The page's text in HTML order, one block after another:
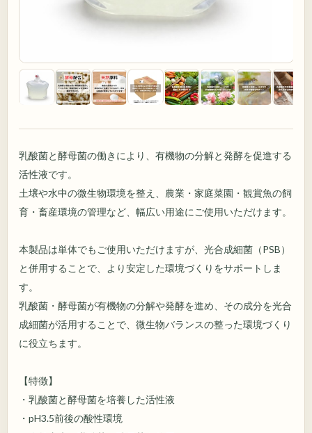
乳酸菌と酵母菌の働きにより、有機物の分解と発酵を促進する
活性液です。
土壌や水中の微生物環境を整え、農業・家庭菜園・観賞魚の飼
育・畜産環境の管理など、幅広い用途にご使用いただけます。
本製品は単体でもご使用いただけますが、光合成細菌（PSB）
と併用することで、より安定した環境づくりをサポートしま
す。
乳酸菌・酵母菌が有機物の分解や発酵を進め、その成分を光合
成細菌が活用することで、微生物バランスの整った環境づくり
に役立ちます。
【特徴】
・乳酸菌と酵母菌を培養した活性液
・pH3.5前後の酸性環境